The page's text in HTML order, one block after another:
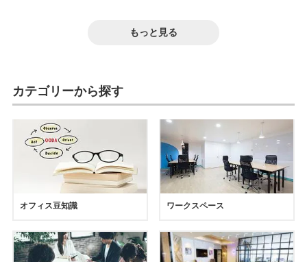
もっと見る
集中
集中
室ブース・集中ブース12選
め!試座のおすすめスポット
【2026年版】プロ監修!長時間座っても疲れ
にくいオフィスチェア24選
カテゴリーから探す
オフィス豆知識 ワークスペース